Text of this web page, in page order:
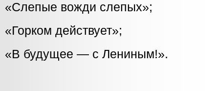
«Слепые вожди слепых»;
«Горком действует»;
«В будущее — с Лениным!».